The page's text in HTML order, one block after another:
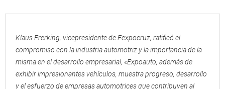
Klaus Frerking, vicepresidente de Fexpocruz, ratificó el
compromiso con la industria automotriz y la importancia de la
misma en el desarrollo empresarial, «Expoauto, además de
exhibir impresionantes vehículos, muestra progreso, desarrollo
y el esfuerzo de empresas automotrices que contribuyen al